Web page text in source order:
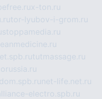
x-ton.ru
tor-lyubov-i-grom.ru
stoppamedia.ru
tutmassage.ru
net-life.net.ru
electro.spb.ru